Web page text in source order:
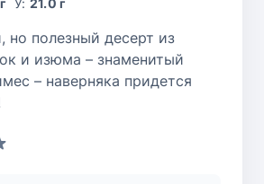
но полезный десерт из
и изюма – знаменитый
– наверняка придется